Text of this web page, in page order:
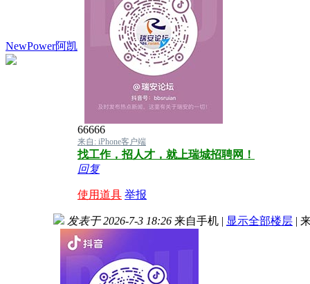
NewPower阿凯
66666
来自: iPhone客户端
找工作，招人才，就上瑞城招聘网！
回复
使用道具 举报
发表于 2026-7-3 18:26 来自手机 | 显示全部楼层 |